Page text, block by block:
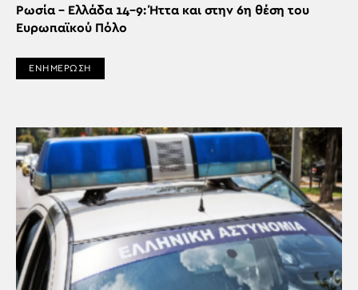
Ρωσία – Ελλάδα 14-9: Ήττα και στην 6η θέση του
Ευρωπαϊκού Πόλο
ΕΝΗΜΕΡΩΣΗ